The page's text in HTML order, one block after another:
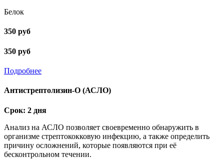
Белок
350 руб
350 руб
Подробнее
Антистрептолизин-О (АСЛО)
Срок: 2 дня
Анализ на АСЛО позволяет своевременно обнаружить в
организме стрептококковую инфекцию, а также определить
причину осложнений, которые появляются при её
бесконтрольном течении.